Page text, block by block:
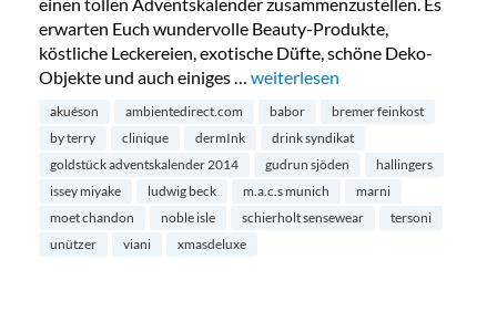
erwarten Euch wundervolle Beauty-Produkte,
köstliche Leckereien, exotische Düfte, schöne Deko-
Objekte und auch einiges … „Goldstück Adventskalender
weiterlesen
akuéson ambientedirect.com babor
bremer feinkost
by terry
clinique dermInk
drink syndikat
goldstück adventskalender 2014
gudrun sjöden
hallingers
issey miyake
ludwig beck m.a.c.s munich
marni
moet chandon
noble isle schierholt sensewear
tersoni
unützer
viani xmasdeluxe